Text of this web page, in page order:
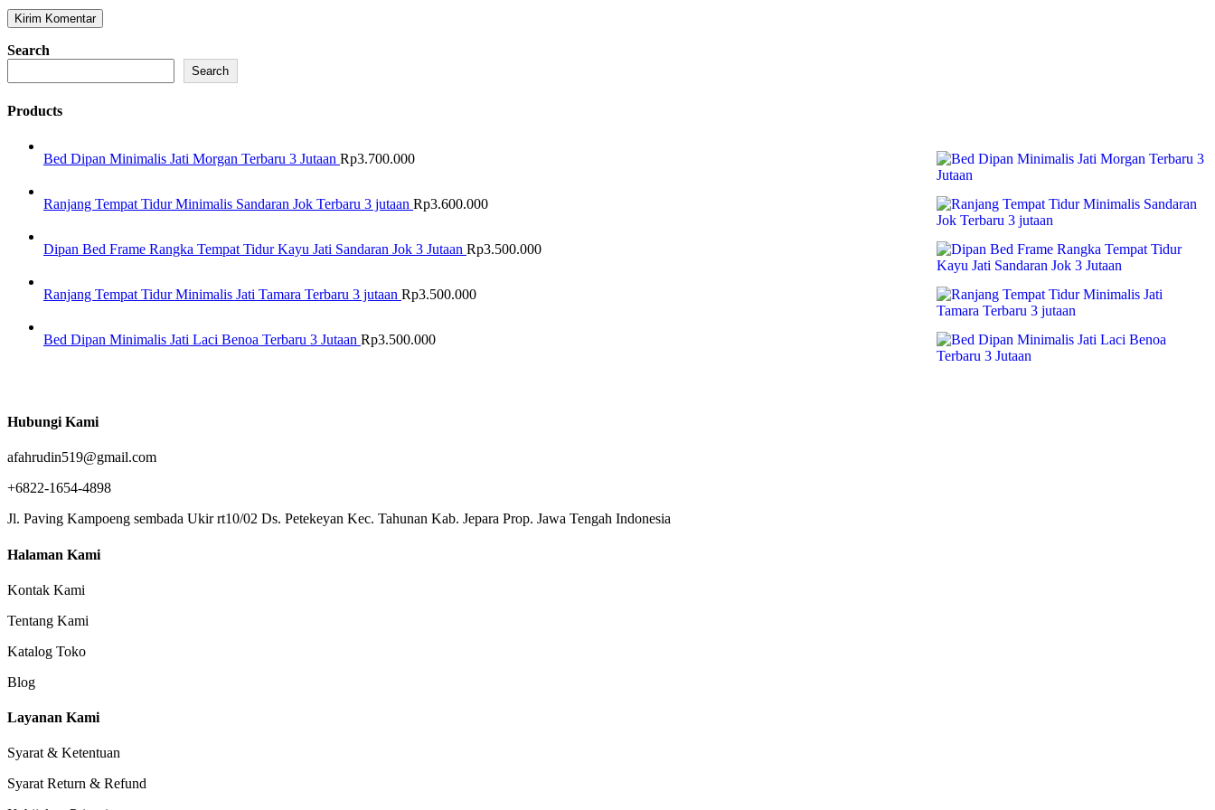
Search
Search
Products
Bed Dipan Minimalis Jati Morgan Terbaru 3 Jutaan Rp3.700.000
Ranjang Tempat Tidur Minimalis Sandaran Jok Terbaru 3 jutaan Rp3.600.000
Dipan Bed Frame Rangka Tempat Tidur Kayu Jati Sandaran Jok 3 Jutaan Rp3.500.000
Ranjang Tempat Tidur Minimalis Jati Tamara Terbaru 3 jutaan Rp3.500.000
Bed Dipan Minimalis Jati Laci Benoa Terbaru 3 Jutaan Rp3.500.000
Hubungi Kami
afahrudin519@gmail.com
+6822-1654-4898
Jl. Paving Kampoeng sembada Ukir rt10/02 Ds. Petekeyan Kec. Tahunan Kab. Jepara Prop. Jawa Tengah Indonesia
Halaman Kami
Kontak Kami
Tentang Kami
Katalog Toko
Blog
Layanan Kami
Syarat & Ketentuan
Syarat Return & Refund